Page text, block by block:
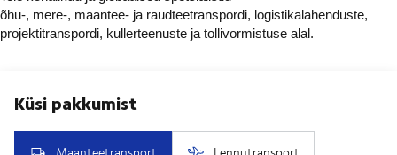
õhu-, mere-, maantee- ja raudteetranspordi, logistikalahenduste,
projektitranspordi, kullerteenuste ja tollivormistuse alal.